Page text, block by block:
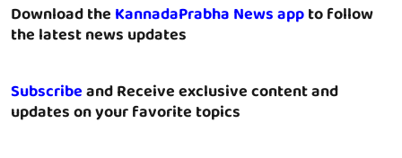
Download theKannadaPrabha News appto follow
the latest news updates
Subscribeand Receive exclusive content and
updates on your favorite topics